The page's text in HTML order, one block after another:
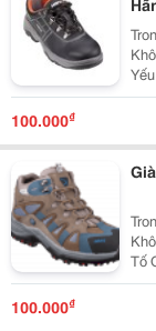
100.000₫
Tố
Và
100.000₫